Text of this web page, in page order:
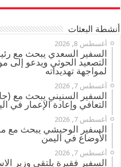
أنشطة البعثات
أغسطس 8, 2026
السفير السعدي يبحث مع
التصعيد الحوثي ويدعو إلى
لمواجهة تهديداته
أغسطس 7, 2026
السفير السنيني يبحث مع
التعافي وإعادة الإعمار في
أغسطس 7, 2026
السفير الوحيشي يبحث
الأوضاع في اليمن
أغسطس 7, 2026
السفير فقيرة يلتقي وزير